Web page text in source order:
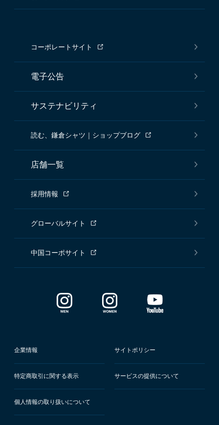
コーポレートサイト
電子公告
サステナビリティ
読む、鎌倉シャツ｜ショップブログ
店舗一覧
採用情報
グローバルサイト
中国コーポサイト
企業情報 サイトポリシー
特定商取引に関する表示 サービスの提供について
個人情報の取り扱いについて